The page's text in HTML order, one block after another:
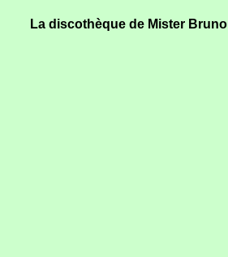
La discothèque de Mister Bruno